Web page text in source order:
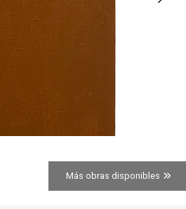
Más obras disponibles